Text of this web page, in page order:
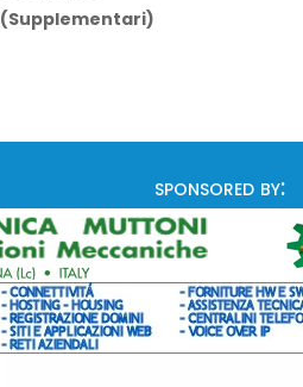
(Supplementari)
sponsored by: